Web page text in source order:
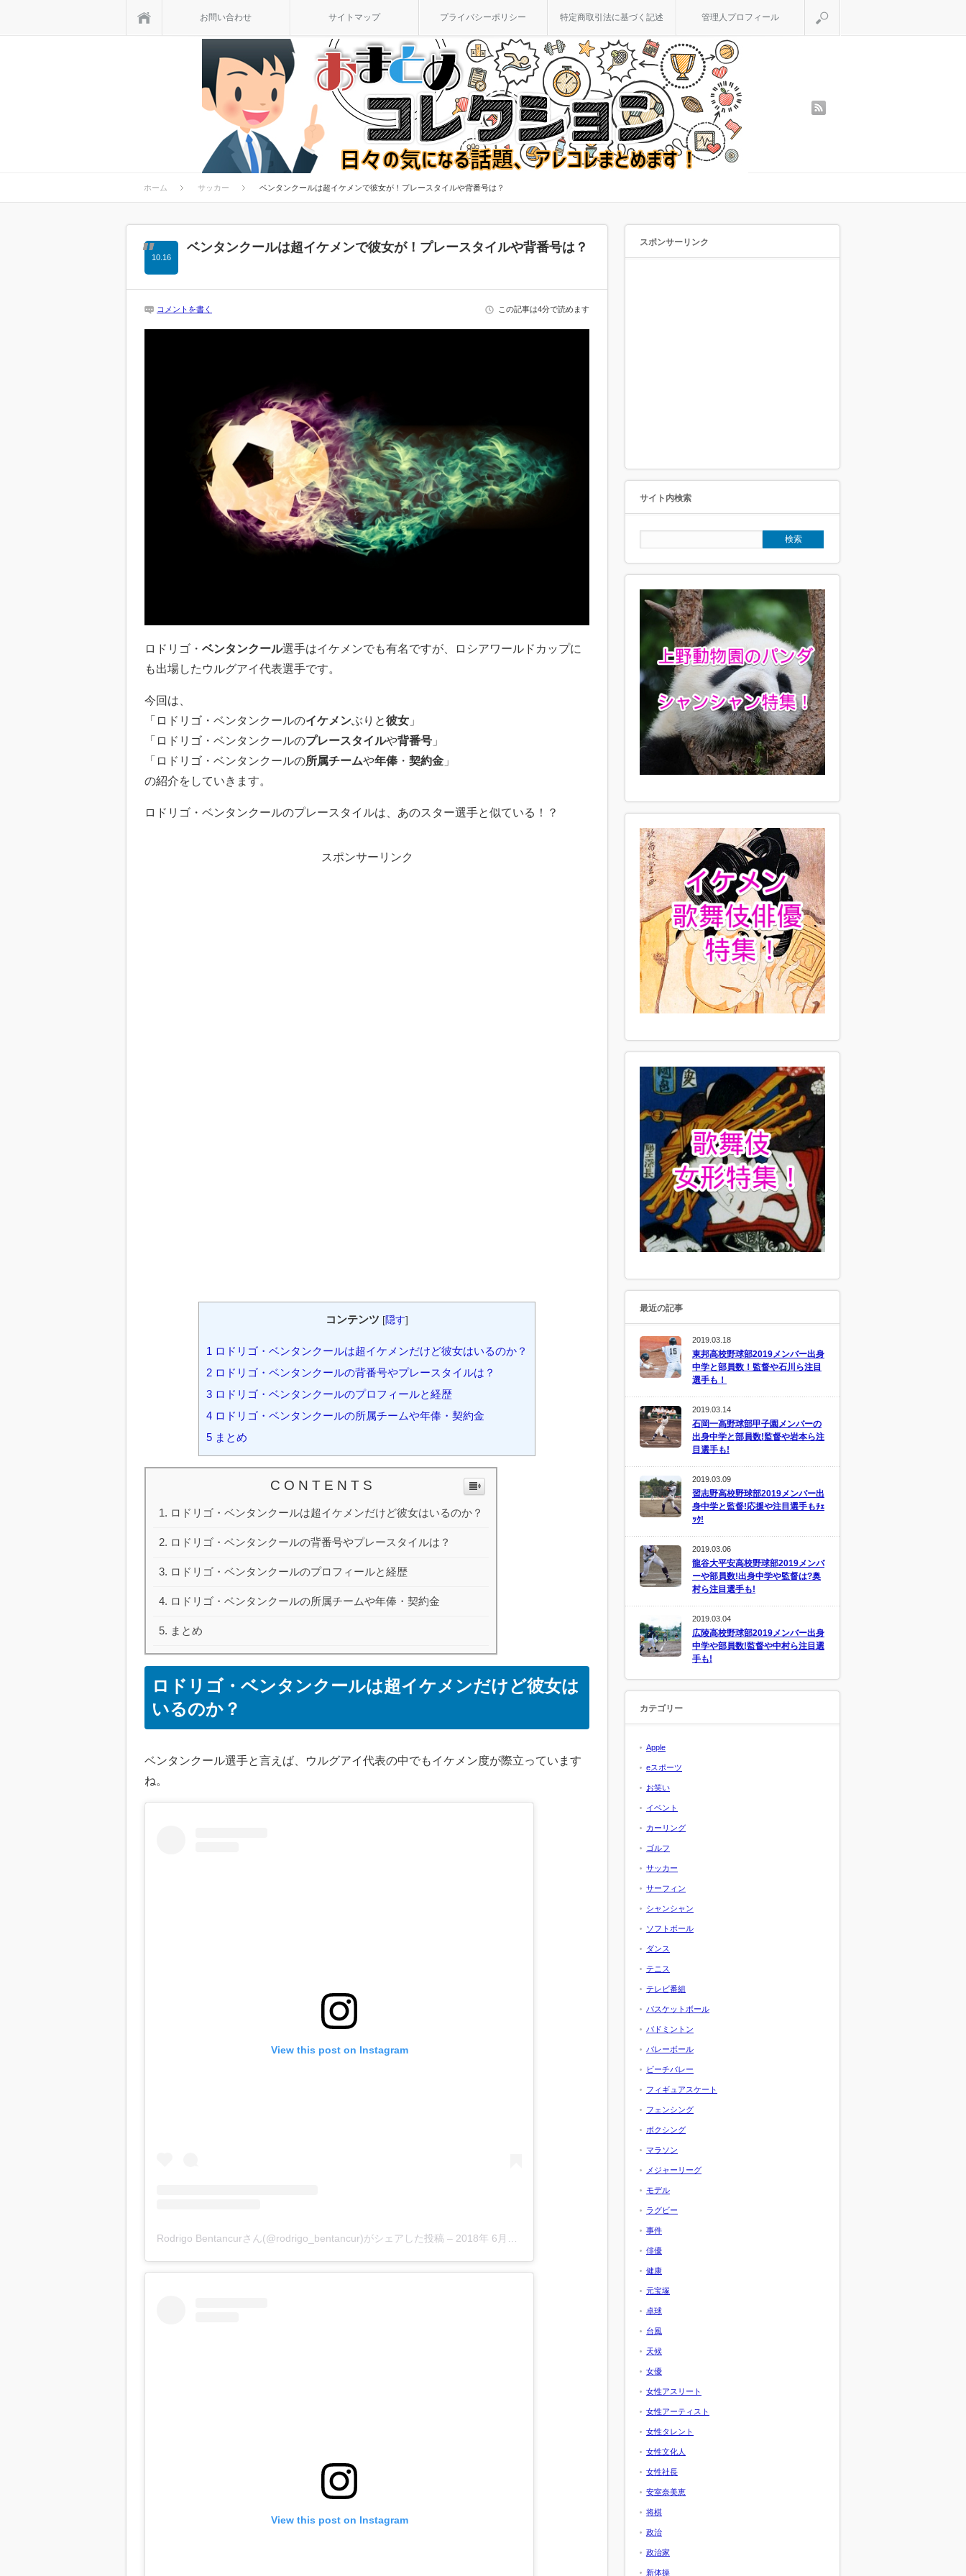
お問い合わせ サイトマップ プライバシーポリシー 特定商取引法に基づく記述 管理人プロフィール
ホーム サッカー ベンタンクールは超イケメンで彼女が！プレースタイルや背番号は？
ベンタンクールは超イケメンで彼女が！プレースタイルや背番号は？
10.16
コメントを書く この記事は4分で読めます
ロドリゴ・ ベンタンクール選手はイケメンでも有名ですが、ロシアワールドカップに
も出場したウルグアイ代表選手です。
今回は、
「ロドリゴ・ベンタンクールのイケメンぶりと彼女 」
「ロドリゴ・ベンタンクールのプレースタイルや背番号 」
「ロドリゴ・ベンタンクールの所属チームや年俸 ・ 契約金 」
の紹介をしていきます。
ロドリゴ・ベンタンクールのプレースタイルは、あのスター選手と似ている！？
スポンサーリンク
コンテンツ [隠す]
1 ロドリゴ・ベンタンクールは超イケメンだけど彼女はいるのか？
2 ロドリゴ・ベンタンクールの背番号やプレースタイルは？
3 ロドリゴ・ベンタンクールのプロフィールと経歴
4 ロドリゴ・ベンタンクールの所属チームや年俸・契約金
5 まとめ
C O N T E N T S
ロドリゴ・ベンタンクールは超イケメンだけど彼女はいるのか？
ロドリゴ・ベンタンクールの背番号やプレースタイルは？
ロドリゴ・ベンタンクールのプロフィールと経歴
ロドリゴ・ベンタンクールの所属チームや年俸・契約金
まとめ
ロドリゴ・ベンタンクールは超イケメンだけど彼女は
いるのか？
ベンタンクール選手と言えば、ウルグアイ代表の中でもイケメン度が際立っています
ね。
View this post on Instagram
Rodrigo Bentancurさん(@rodrigo_bentancur)がシェアした投稿 – 2018年 6月月12日午前7時26分PDT
View this post on Instagram
スポンサーリンク
サイト内検索
最近の記事
2019.03.18
東邦高校野球部2019メンバー出身
中学と部員数！監督や石川ら注目
選手も！
2019.03.14
石岡一高野球部甲子園メンバーの
出身中学と部員数!監督や岩本ら注
目選手も!
2019.03.09
習志野高校野球部2019メンバー出
身中学と監督!応援や注目選手もﾁｪ
ｯｸ!
2019.03.06
龍谷大平安高校野球部2019メンバ
ーや部員数!出身中学や監督は?奥
村ら注目選手も!
2019.03.04
広陵高校野球部2019メンバー出身
中学や部員数!監督や中村ら注目選
手も!
カテゴリー
Apple
eスポーツ
お笑い
イベント
カーリング
ゴルフ
サッカー
サーフィン
シャンシャン
ソフトボール
ダンス
テニス
テレビ番組
バスケットボール
バドミントン
バレーボール
ビーチバレー
フィギュアスケート
フェンシング
ボクシング
マラソン
メジャーリーグ
モデル
ラグビー
事件
俳優
健康
元宝塚
卓球
台風
天候
女優
女性アスリート
女性アーティスト
女性タレント
女性文化人
女性社長
安室奈美恵
将棋
政治
政治家
新体操